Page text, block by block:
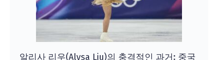
알리사 리우(Alysa Liu)의 충격적인 과거: 중국